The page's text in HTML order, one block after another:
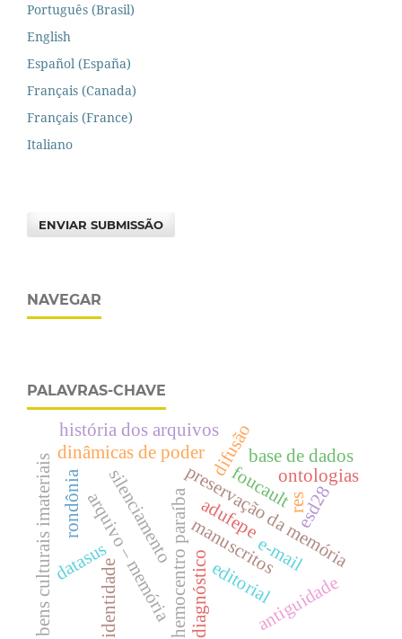
Português (Brasil)
English
Español (España)
Français (Canada)
Français (France)
Italiano
ENVIAR SUBMISSÃO
NAVEGAR
PALAVRAS-CHAVE
hemocentro paraíba editorial
manuscritos
silenciamentopreservação da memória
dinâmicas de poder
foucault
arquivo – memória antiguidade
ontologias
diagnóstico
identidade
difusão
história dos arquivos
e-mail
bens culturais imateriais resesd28
datasus
rondônia
base de dados
adufepe